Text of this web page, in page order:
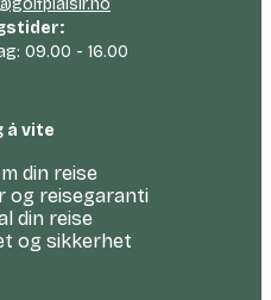
09.00 - 16.00
å vite
din reise
og reisegaranti
din reise
og sikkerhet